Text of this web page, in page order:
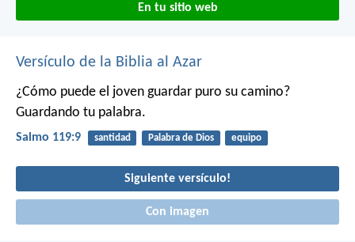
En tu sitio web
Versículo de la Biblia al Azar
¿Cómo puede el joven guardar puro su camino?
Guardando tu palabra.
Salmo 119:9 santidad Palabra de Dios equipo
Siguiente versículo!
Con imagen